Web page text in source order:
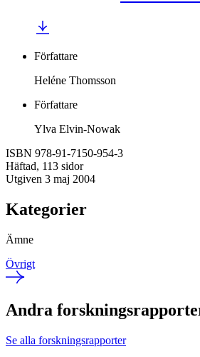
Författare
Heléne Thomsson
Författare
Ylva Elvin-Nowak
ISBN 978-91-7150-954-3
Häftad, 113 sidor
Utgiven 3 maj 2004
Kategorier
Ämne
Övrigt
Andra
Se alla forskningsrapporter